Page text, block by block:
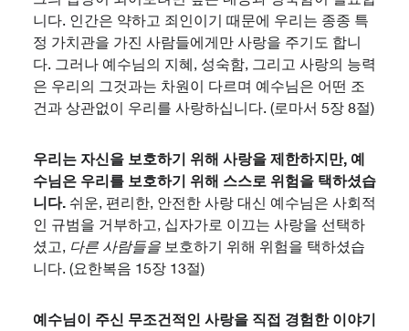
니다. 인간은 약하고 죄인이기 때문에 우리는 종종 특
정 가치관을 가진 사람들에게만 사랑을 주기도 합니
다. 그러나 예수님의 지혜, 성숙함, 그리고 사랑의 능력
은 우리의 그것과는 차원이 다르며 예수님은 어떤 조
건과 상관없이 우리를 사랑하십니다. (로마서 5장 8절)
우리는 자신을 보호하기 위해 사랑을 제한하지만, 예
수님은 우리를 보호하기 위해 스스로 위험을 택하셨습
니다. 쉬운, 편리한, 안전한 사랑 대신 예수님은 사회적
인 규범을 거부하고, 십자가로 이끄는 사랑을 선택하
셨고, 다른 사람들을 보호하기 위해 위험을 택하셨습
니다. (요한복음 15장 13절)
예수님이 주신 무조건적인 사랑을 직접 경험한 이야기